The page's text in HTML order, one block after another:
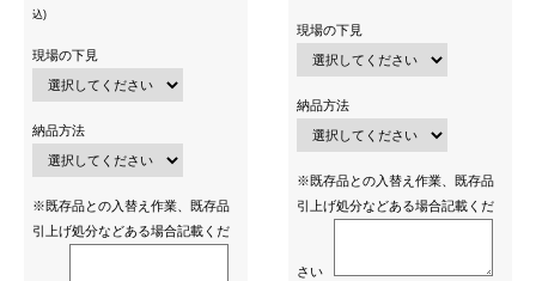
込)
現場の下見
納品方法
※既存品との入替え作業、既存品
引上げ処分などある場合記載くだ
現場の下見
納品方法
※既存品との入替え作業、既存品
引上げ処分などある場合記載くだ
さい